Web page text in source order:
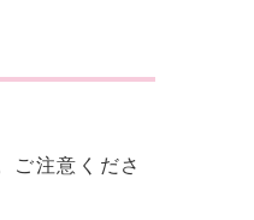
ご注意くださ